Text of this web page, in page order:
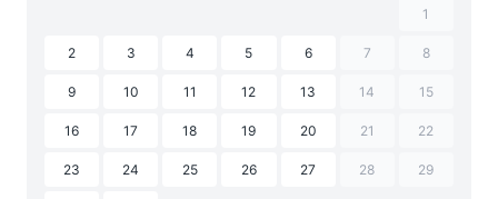
1
2 3 4 5 6 7 8
9 10 11 12 13 14 15
16 17 18 19 20 21 22
23 24 25 26 27 28 29